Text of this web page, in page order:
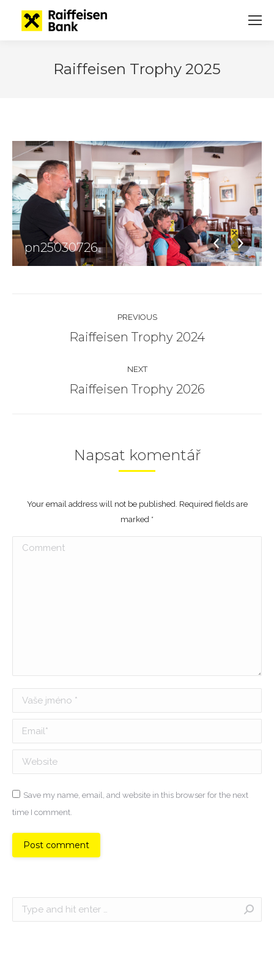
Raiffeisen Trophy 2025
pn25030726
navigation
PREVIOUS
Previous
Raiffeisen Trophy 2024
NEXT
Next
Raiffeisen Trophy 2026
Napsat komentář
Your email address will not be published. Required fields are
marked *
Comment
Vaše jméno *
Email *
Website
Save my name, email, and website in this browser for the next
time I comment.
Post comment
Search: